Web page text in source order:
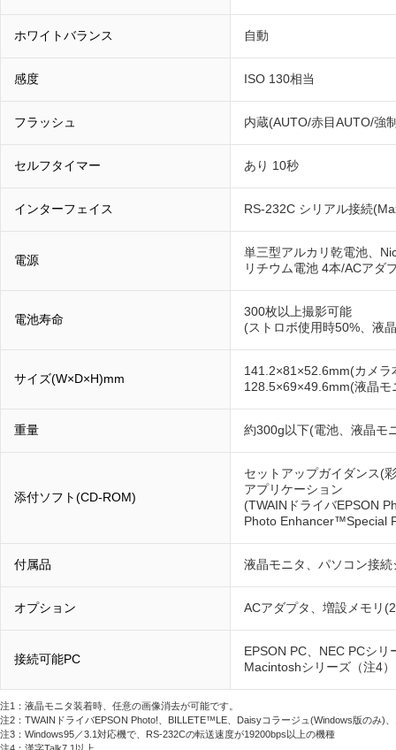
ホワイトバランス 自動
感度 ISO 130相当
フラッシュ 内蔵(AUTO/赤目AUTO/強
セルフタイマー あり 10秒
インターフェイス RS-232C シリアル接続
電源
単三型アルカリ乾電池、
リチウム電池 4本/ACアダ
電池寿命
300枚以上撮影可能
(ストロボ使用時50%、液
サイズ(W×D×H)mm
141.2×81×52.6mm(カメラ
128.5×69×49.6mm(液晶モ
重量 約300g以下(電池、液晶モ
添付ソフト(CD-ROM)
セットアップガイダンス(
アプリケーション
(TWAINドライバEPSON
Photo Enhancer™Special
付属品 液晶モニタ、パソコン接
オプション ACアダプタ、増設メモリ
接続可能PC
EPSON PC、NEC PCシ
Macintoshシリーズ（注4）
注1：液晶モニタ装着時、任意の画像消去が可能です。
注2：TWAINドライバEPSON Photo!、BILLETE™LE、Daisyコラージュ(Windows版のみ)
注3：Windows95／3.1対応機で、RS-232Cの転送速度が19200bps以上の機種